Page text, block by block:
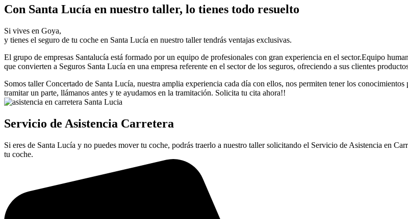
Con Santa Lucía en nuestro taller, lo tienes todo resuelto
Si vives en Goya,
y tienes el seguro de tu coche en Santa Lucía en nuestro taller tendrás ventajas exclusivas.
El grupo de empresas Santalucía está formado por un equipo de profesionales con gran experiencia en el sector.Equipo
que convierten a Seguros Santa Lucía en una empresa referente en el sector de los seguros, ofreciendo a sus clientes
Somos taller Concertado de Santa Lucía, nuestra amplia experiencia cada día con ellos, nos permiten tener los
tramitar un parte, llámanos antes y te ayudamos en la tramitación. Solicita tu cita ahora!!
Servicio de Asistencia Carretera
Si eres de Santa Lucía y no puedes mover tu coche, podrás traerlo a nuestro taller solicitando el Servicio de Asistencia en
tu coche.